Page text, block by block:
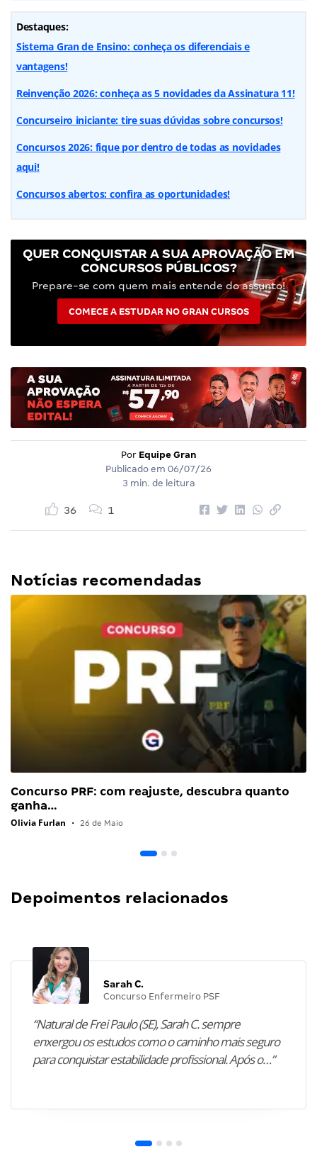
Destaques:
Sistema Gran de Ensino: conheça os diferenciais e
vantagens!
Reinvenção 2026: conheça as 5 novidades da Assinatura 11!
Concurseiro iniciante: tire suas dúvidas sobre concursos!
Concursos 2026: fique por dentro de todas as novidades
aqui!
Concursos abertos: confira as oportunidades!
QUER CONQUISTAR A SUA APROVAÇÃO EM
CONCURSOS PÚBLICOS?
Prepare-se com quem mais entende do assunto!
COMECE A ESTUDAR NO GRAN CURSOS
Por Equipe Gran
Publicado em 06/07/26
3 min. de leitura
36 1
Notícias recomendadas
Concurso PRF: com reajuste, descubra quanto
ganha…
Olivia Furlan • 26 de Maio
Depoimentos relacionados
Sarah C.
Concurso Enfermeiro PSF
“Natural de Frei Paulo (SE), Sarah C. sempre
enxergou os estudos como o caminho mais seguro
para conquistar estabilidade profissional. Após o…”